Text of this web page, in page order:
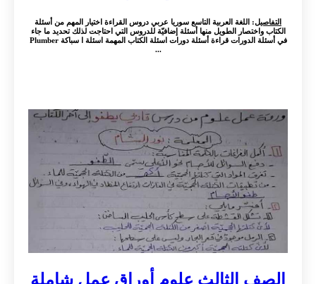
التفاصيل: اللغة العربية التاسع سوريا عربي دروس القراءة اختيار المهم من أسئلة
الكتاب واختصار الطويل منها أسئلة إضافيّة للدروس التي احتاجت لذلك تحديد ما جاء
في أسئلة الدورات قراءة أسئلة دورات اسئلة الكتاب المهمة اسئلة ا سباكة Plumber
...
الصف الثالث علوم أوراق عمل شاملة